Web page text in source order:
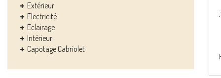
Extérieur
Electricité
Eclairage
Intérieur
Capotage Cabriolet